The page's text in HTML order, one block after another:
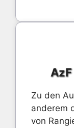
Zu den
anderem
von